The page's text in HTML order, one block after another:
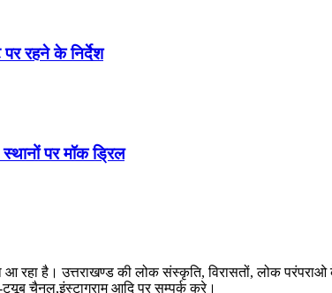
पर रहने के निर्देश
पर मॉक ड्रिल
रहा है। उत्तराखण्ड की लोक संस्कृति, विरासतों, लोक परंपराओ
चैनल,इंस्टाग्राम आदि पर सम्पर्क करे।